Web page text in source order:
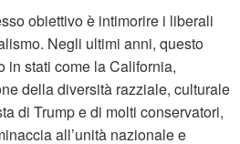
obiettivo è intimorire i liberali
Negli ultimi anni, questo
in stati come la California,
della diversità razziale, culturale
di Trump e di molti conservatori,
all’unità nazionale e